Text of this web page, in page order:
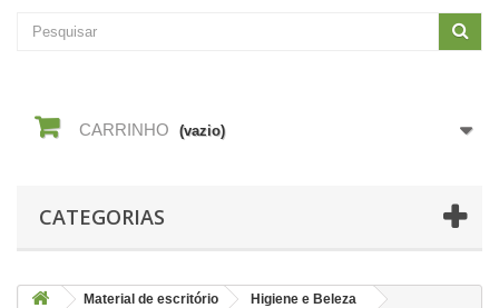
CARRINHO (vazio)
CATEGORIAS
Material de escritório
Higiene e Beleza